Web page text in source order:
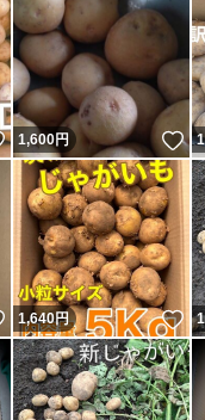
いいね！
1,600円
いいね！
1,640円